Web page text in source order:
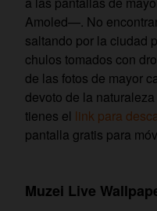
Amoled—. No
saltando por la ciudad
chulos tomados con
de las fotos de mayor
devoto de la
tienes el link para
pantalla gratis para
Muzei Live